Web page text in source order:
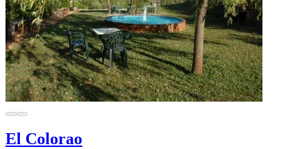
El Colorao